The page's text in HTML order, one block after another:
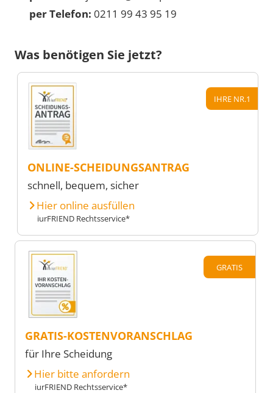
per Telefon: 0211 99 43 95 19
Was benötigen Sie jetzt?
IHRE NR.1
ONLINE-SCHEIDUNGSANTRAG
schnell, bequem, sicher
Hier online ausfüllen
iurFRIEND Rechtsservice*
GRATIS
GRATIS-KOSTENVORANSCHLAG
für Ihre Scheidung
Hier bitte anfordern
iurFRIEND Rechtsservice*